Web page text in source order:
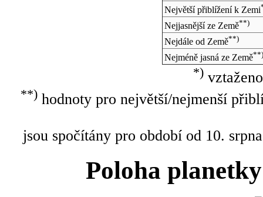
Největší přiblížení k Zemi
Nejjasnější ze Země**)
Nejdále od Země**)
Nejméně jasná ze Země**)
*)
**)hodnoty pro největší/nejmenší
jsou spočítány pro období od 10.
Poloha